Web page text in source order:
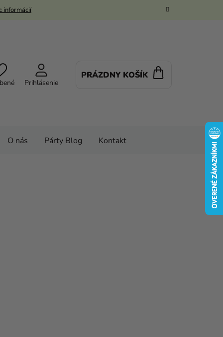
informácií
Prihlásenie
PRÁZDNY KOŠÍK
O nás Párty Blog Kontakt